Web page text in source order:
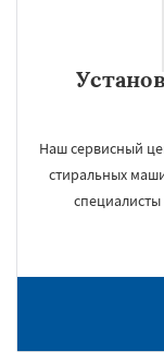
Наш сервисный
стиральных